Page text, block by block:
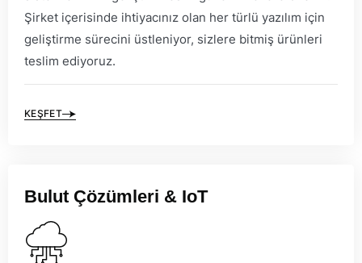
Şirket içerisinde ihtiyacınız olan her türlü yazılım için
geliştirme sürecini üstleniyor, sizlere bitmiş ürünleri
teslim ediyoruz.
KEŞFET
Bulut Çözümleri & IoT